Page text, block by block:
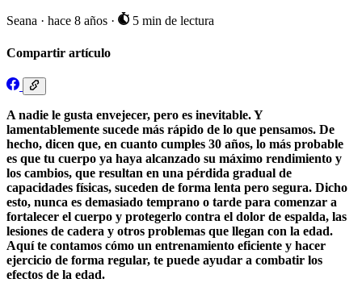
Seana · hace 8 años · 5 min de lectura
Compartir artículo
A nadie le gusta envejecer, pero es inevitable. Y
lamentablemente sucede más rápido de lo que pensamos. De
hecho, dicen que, en cuanto cumples 30 años, lo más probable
es que tu cuerpo ya haya alcanzado su máximo rendimiento y
los cambios, que resultan en una pérdida gradual de
capacidades físicas, suceden de forma lenta pero segura. Dicho
esto, nunca es demasiado temprano o tarde para comenzar a
fortalecer el cuerpo y protegerlo contra el dolor de espalda, las
lesiones de cadera y otros problemas que llegan con la edad.
Aquí te contamos cómo un entrenamiento eficiente y hacer
ejercicio de forma regular, te puede ayudar a combatir los
efectos de la edad.